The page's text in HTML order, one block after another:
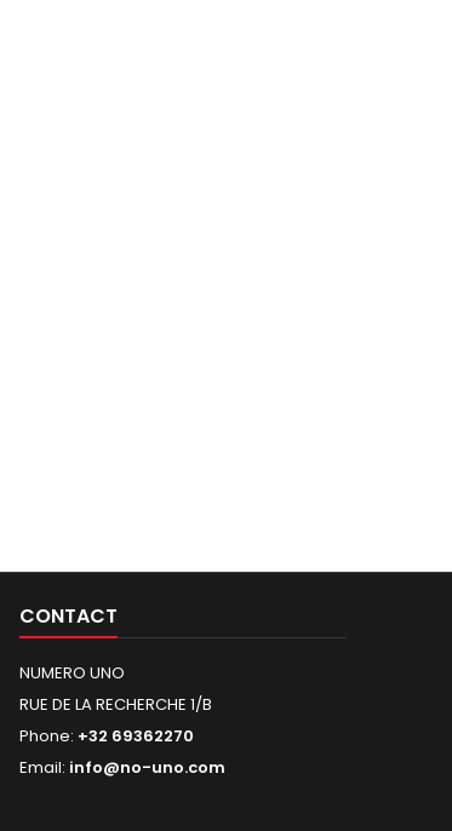
CONTACT
NUMERO UNO
RUE DE LA RECHERCHE 1/B
Phone: +32 69362270
Email: info@no-uno.com